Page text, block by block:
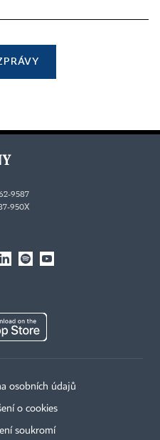
9587
950X
osobních údajů
o cookies
soukromí